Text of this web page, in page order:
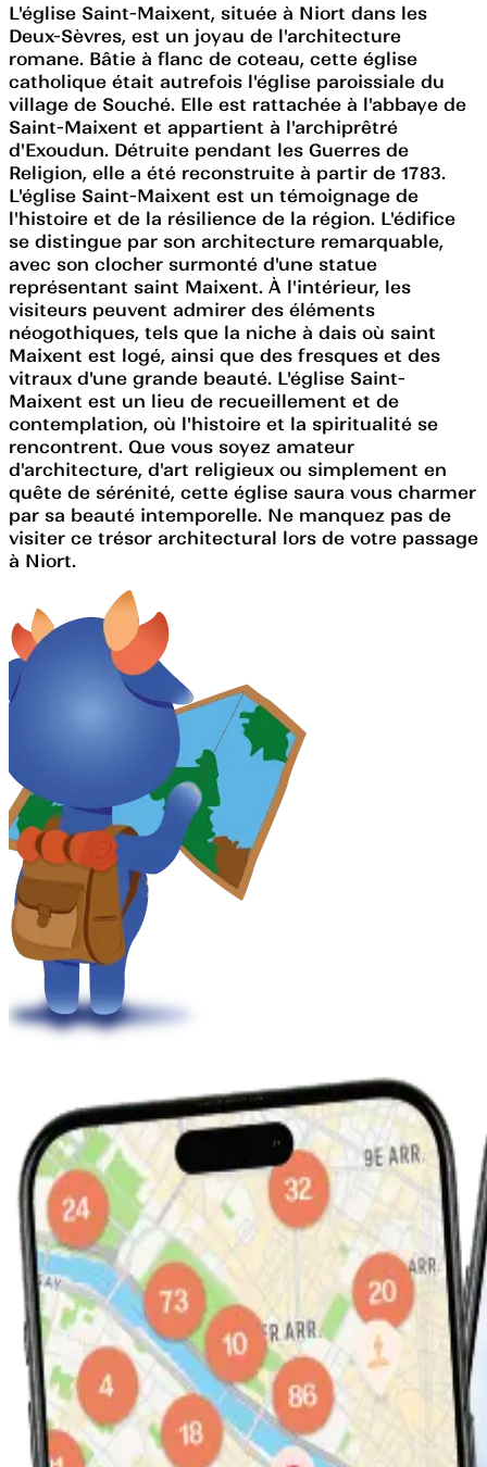
L'église Saint-Maixent, située à Niort dans les
Deux-Sèvres, est un joyau de l'architecture
romane. Bâtie à flanc de coteau, cette église
catholique était autrefois l'église paroissiale du
village de Souché. Elle est rattachée à l'abbaye de
Saint-Maixent et appartient à l'archiprêtré
d'Exoudun. Détruite pendant les Guerres de
Religion, elle a été reconstruite à partir de 1783.
L'église Saint-Maixent est un témoignage de
l'histoire et de la résilience de la région. L'édifice
se distingue par son architecture remarquable,
avec son clocher surmonté d'une statue
représentant saint Maixent. À l'intérieur, les
visiteurs peuvent admirer des éléments
néogothiques, tels que la niche à dais où saint
Maixent est logé, ainsi que des fresques et des
vitraux d'une grande beauté. L'église Saint-
Maixent est un lieu de recueillement et de
contemplation, où l'histoire et la spiritualité se
rencontrent. Que vous soyez amateur
d'architecture, d'art religieux ou simplement en
quête de sérénité, cette église saura vous charmer
par sa beauté intemporelle. Ne manquez pas de
visiter ce trésor architectural lors de votre passage
à Niort.